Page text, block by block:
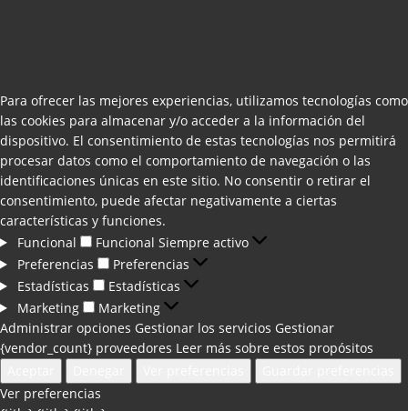
Para ofrecer las mejores experiencias, utilizamos tecnologías como
las cookies para almacenar y/o acceder a la información del
dispositivo. El consentimiento de estas tecnologías nos permitirá
procesar datos como el comportamiento de navegación o las
identificaciones únicas en este sitio. No consentir o retirar el
consentimiento, puede afectar negativamente a ciertas
características y funciones.
Funcional
Funcional Siempre activo
Preferencias
Preferencias
Estadísticas
Estadísticas
Marketing
Marketing
Administrar opciones Gestionar los servicios Gestionar
{vendor_count} proveedores Leer más sobre estos propósitos
Ver preferencias